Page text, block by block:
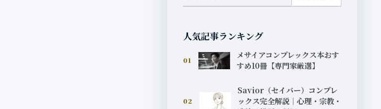
人気記事ランキング
01
メサイアコンプレックス本おす
すめ10冊【専門家厳選】
02
Savior（セイバー）コンプレ
ックス完全解説｜心理・宗教・